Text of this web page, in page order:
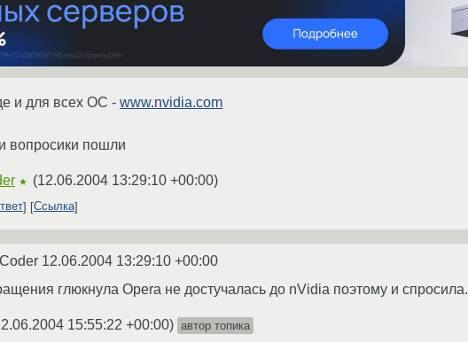
и для всех ОС - www.nvidia.com
вопросики пошли
★ (12.06.2004 13:29:10 +00:00)
Ссылка
12.06.2004 13:29:10 +00:00
глюкнула Opera не достучалась до nVidia поэтому и спросила.
15:55:22 +00:00) автор топика